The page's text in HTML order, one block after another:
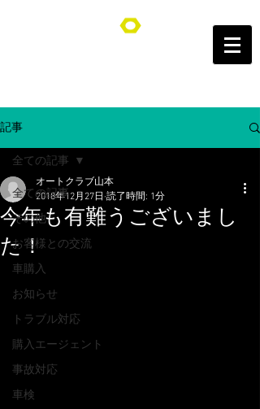
オートクラブ山本/Auto Club YAMAMOTO
記事
全ての記事
その他
お客様との交流
車購入
お知らせ
トラブル対応
購入エージェント
事故対応
車検
全ての記事
今年も有難うございまし
た！
オートクラブ山本
2018年12月27日 読了時間: 1分